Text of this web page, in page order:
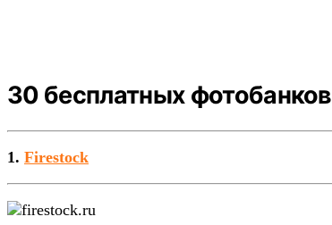
30 бесплатных фотобанков
1. Firestock